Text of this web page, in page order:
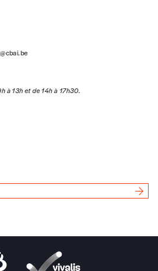
port inclus
à 13h et de 14h à 17h30.